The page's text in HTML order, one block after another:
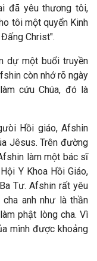
đã yêu thương tôi,
tôi một quyển Kinh
Christ".
dự một buổi truyền
còn nhớ rõ ngày
cứu Chúa, đó là
Hồi giáo, Afshin
Jêsus. Trênđường
làm một bác sĩ
Y Khoa Hồi Giáo,
Tư. Afshin rất yêu
anh như là thần
phật lòng cha. Vì
mìnhđược khoảng